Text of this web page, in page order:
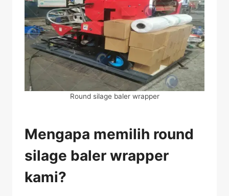
Round silage baler wrapper
Mengapa memilih round
silage baler wrapper
kami?